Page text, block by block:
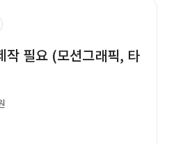
작 필요 (모션그래픽, 타